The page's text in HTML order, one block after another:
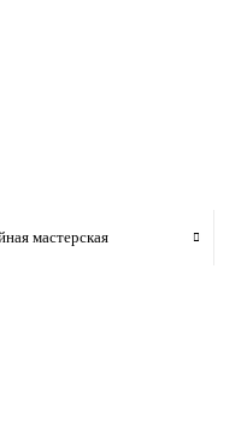
мастерская